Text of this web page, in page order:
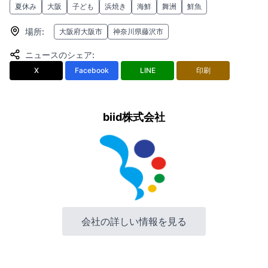
夏休み 大阪 子ども 浜焼き 海鮮 舞洲 鮮魚
場所: 大阪府大阪市 神奈川県藤沢市
ニュースのシェア:
X Facebook LINE 印刷
biid株式会社
会社の詳しい情報を見る